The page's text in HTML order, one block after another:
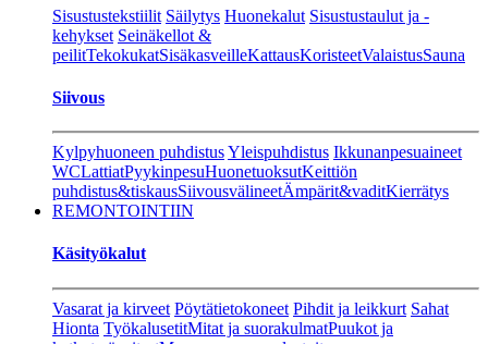
Sisustustekstiilit Säilytys Huonekalut Sisustustaulut ja -
kehykset Seinäkellot &
peilitTekokukatSisäkasveilleKattausKoristeetValaistusSauna
Siivous
Kylpyhuoneen puhdistusYleispuhdistus Ikkunanpesuaineet
WCLattiatPyykinpesuHuonetuoksutKeittiön
puhdistus&tiskausSiivousvälineetÄmpärit&vaditKierrätys
REMONTOINTIIN
Käsityökalut
Vasarat ja kirveet Pöytätietokoneet Pihdit ja leikkurt Sahat
Hionta TyökalusetitMitat ja suorakulmatPuukot ja